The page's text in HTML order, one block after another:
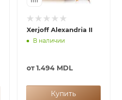
Xerjoff Alexandria II
В наличии
от1.494 MDL
Купить